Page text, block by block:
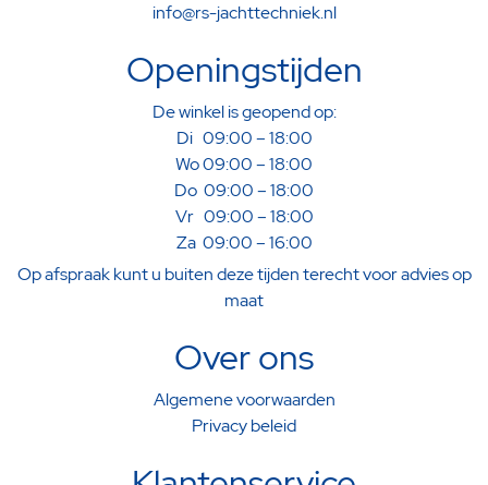
info@rs-jachttechniek.nl
Openingstijden
De winkel is geopend op:
Di 09:00 – 18:00
Wo 09:00 – 18:00
Do 09:00 – 18:00
Vr 09:00 – 18:00
Za 09:00 – 16:00
Op afspraak kunt u buiten deze tijden terecht voor advies op
maat
Over ons
Algemene voorwaarden
Privacy beleid